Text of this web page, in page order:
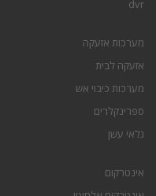
dvr
מערכות אזעקה
אזעקה לבית
מערכות כיבוי אש
ספרינקלרים
גלאי עשן
אינטרקום